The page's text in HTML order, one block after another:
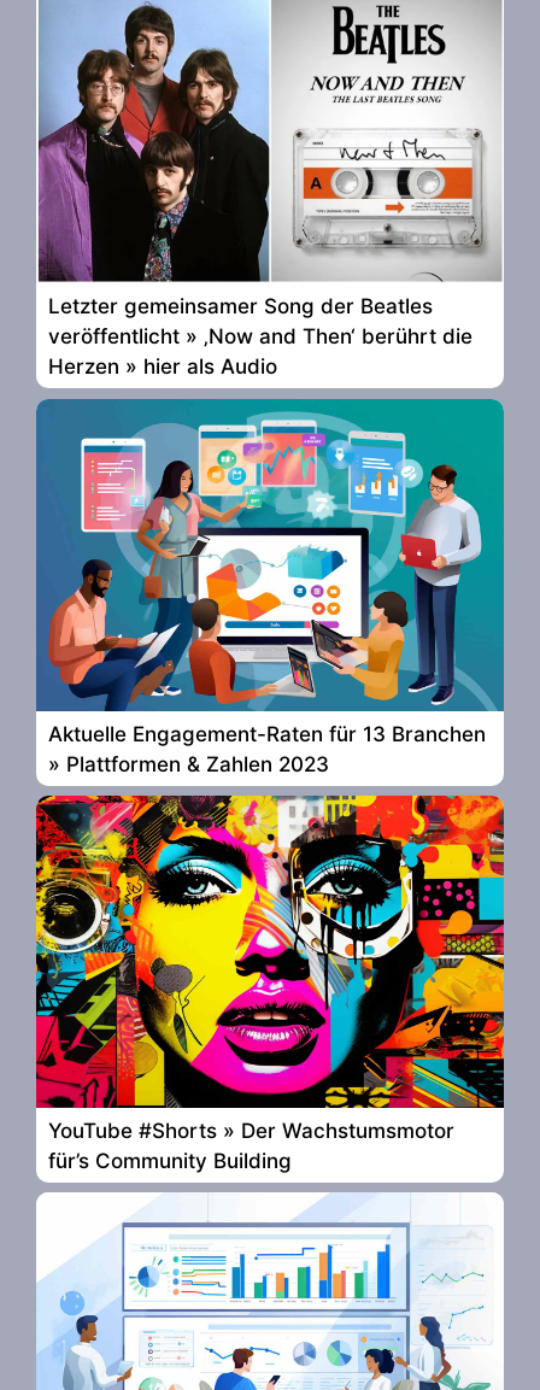
Letzter gemeinsamer Song der Beatles
veröffentlicht » ‚Now and Then‘ berührt die
Herzen » hier als Audio
Aktuelle Engagement-Raten für 13 Branchen
» Plattformen & Zahlen 2023
YouTube #Shorts » Der Wachstumsmotor
für’s Community Building